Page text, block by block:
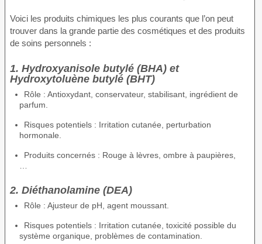
Voici les produits chimiques les plus courants que l’on peut
trouver dans la grande partie des cosmétiques et des produits
de soins personnels :
1. Hydroxyanisole butylé (BHA) et
Hydroxytoluène butylé (BHT)
Rôle : Antioxydant, conservateur, stabilisant, ingrédient de
parfum.
Risques potentiels : Irritation cutanée, perturbation
hormonale.
Produits concernés : Rouge à lèvres, ombre à paupières,
2. Diéthanolamine (DEA)
Rôle : Ajusteur de pH, agent moussant.
Risques potentiels : Irritation cutanée, toxicité possible du
système organique, problèmes de contamination.